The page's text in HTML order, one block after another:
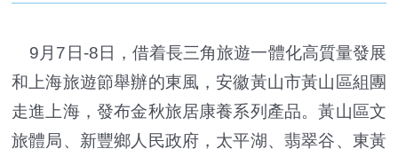
9月7日-8日，借着長三角旅遊一體化高質量發展
和上海旅遊節舉辦的東風，安徽黃山市黃山區組團
走進上海，發布金秋旅居康養系列產品。黃山區文
旅體局、新豐鄉人民政府，太平湖、翡翠谷、東黃